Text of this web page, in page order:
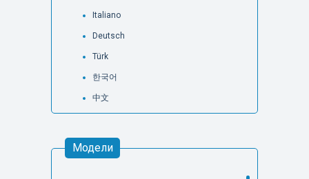
Italiano
Deutsch
Türk
한국어
中文
Модели